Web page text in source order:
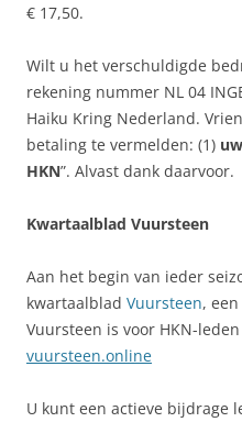
€ 17,50.
Wilt u het verschuldigde
rekening nummer NL 04
Haiku Kring Nederland.
betaling te vermelden: (1)
HKN”. Alvast dank daarvoor.
Kwartaalblad Vuursteen
Aan het begin van ieder
kwartaalblad Vuursteen,
Vuursteen is voor HKN-
vuursteen.online
U kunt een actieve bijdrage